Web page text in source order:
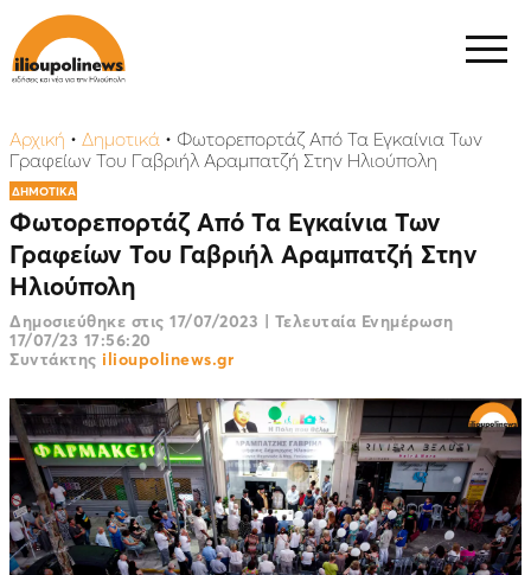
Αρχική • Δημοτικά • Φωτορεπορτάζ Από Τα Εγκαίνια Των
Γραφείων Του Γαβριήλ Αραμπατζή Στην Ηλιούπολη
ΔΗΜΟΤΙΚΑ
Φωτορεπορτάζ Από Τα Εγκαίνια Των
Γραφείων Του Γαβριήλ Αραμπατζή Στην
Ηλιούπολη
Δημοσιεύθηκε στις 17/07/2023 | Τελευταία Ενημέρωση
17/07/23 17:56:20
Συντάκτης ilioupolinews.gr